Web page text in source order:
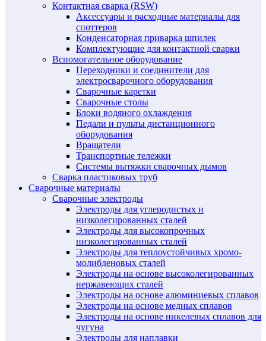
Контактная сварка (RSW)
Аксессуары и расходные материалы для
споттеров
Конденсаторная приварка шпилек
Комплектующие для контактной сварки
Вспомогательное оборудование
Переходники и соединители для
электросварочного оборудования
Сварочные каретки
Сварочные столы
Блоки водяного охлаждения
Педали и пульты дистанционного
оборудования
Вращатели
Транспортные тележки
Системы вытяжки сварочных дымов
Сварка пластиковых труб
Сварочные материалы
Сварочные электроды
Электроды для углеродистых и
низколегированных сталей
Электроды для высокопрочных
низколегированных сталей
Электроды для теплоустойчивых хромо-
молибденовых сталей
Электроды на основе высоколегированных
нержавеющих сталей
Электроды на основе алюминиевых сплавов
Электроды на основе медных сплавов
Электроды на основе никелевых сплавов для
чугуна
Электроды для наплавки